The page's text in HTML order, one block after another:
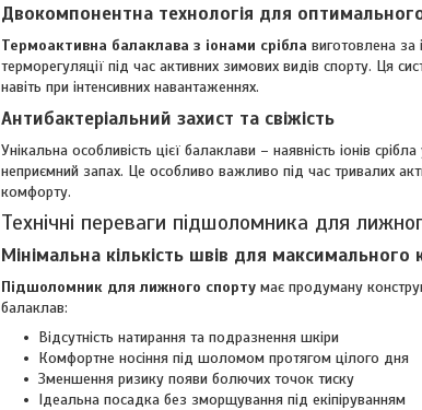
Двокомпонентна технологія для
Термоактивна балаклава з іонами срібла виготовлена за
терморегуляції під час активних зимових видів спорту. Ця
навіть при інтенсивних навантаженнях.
Антибактеріальний захист та свіжість
Унікальна особливість цієї балаклави – наявність іонів
неприємний запах. Це особливо важливо під час тривалих
комфорту.
Технічні переваги підшоломника для
Мінімальна кількість швів для максимального
Підшоломник для лижного спорту має продуману
балаклав:
Відсутність натирання та подразнення шкіри
Комфортне носіння під шоломом протягом цілого дня
Зменшення ризику появи болючих точок тиску
Ідеальна посадка без зморщування під екіпіруванням